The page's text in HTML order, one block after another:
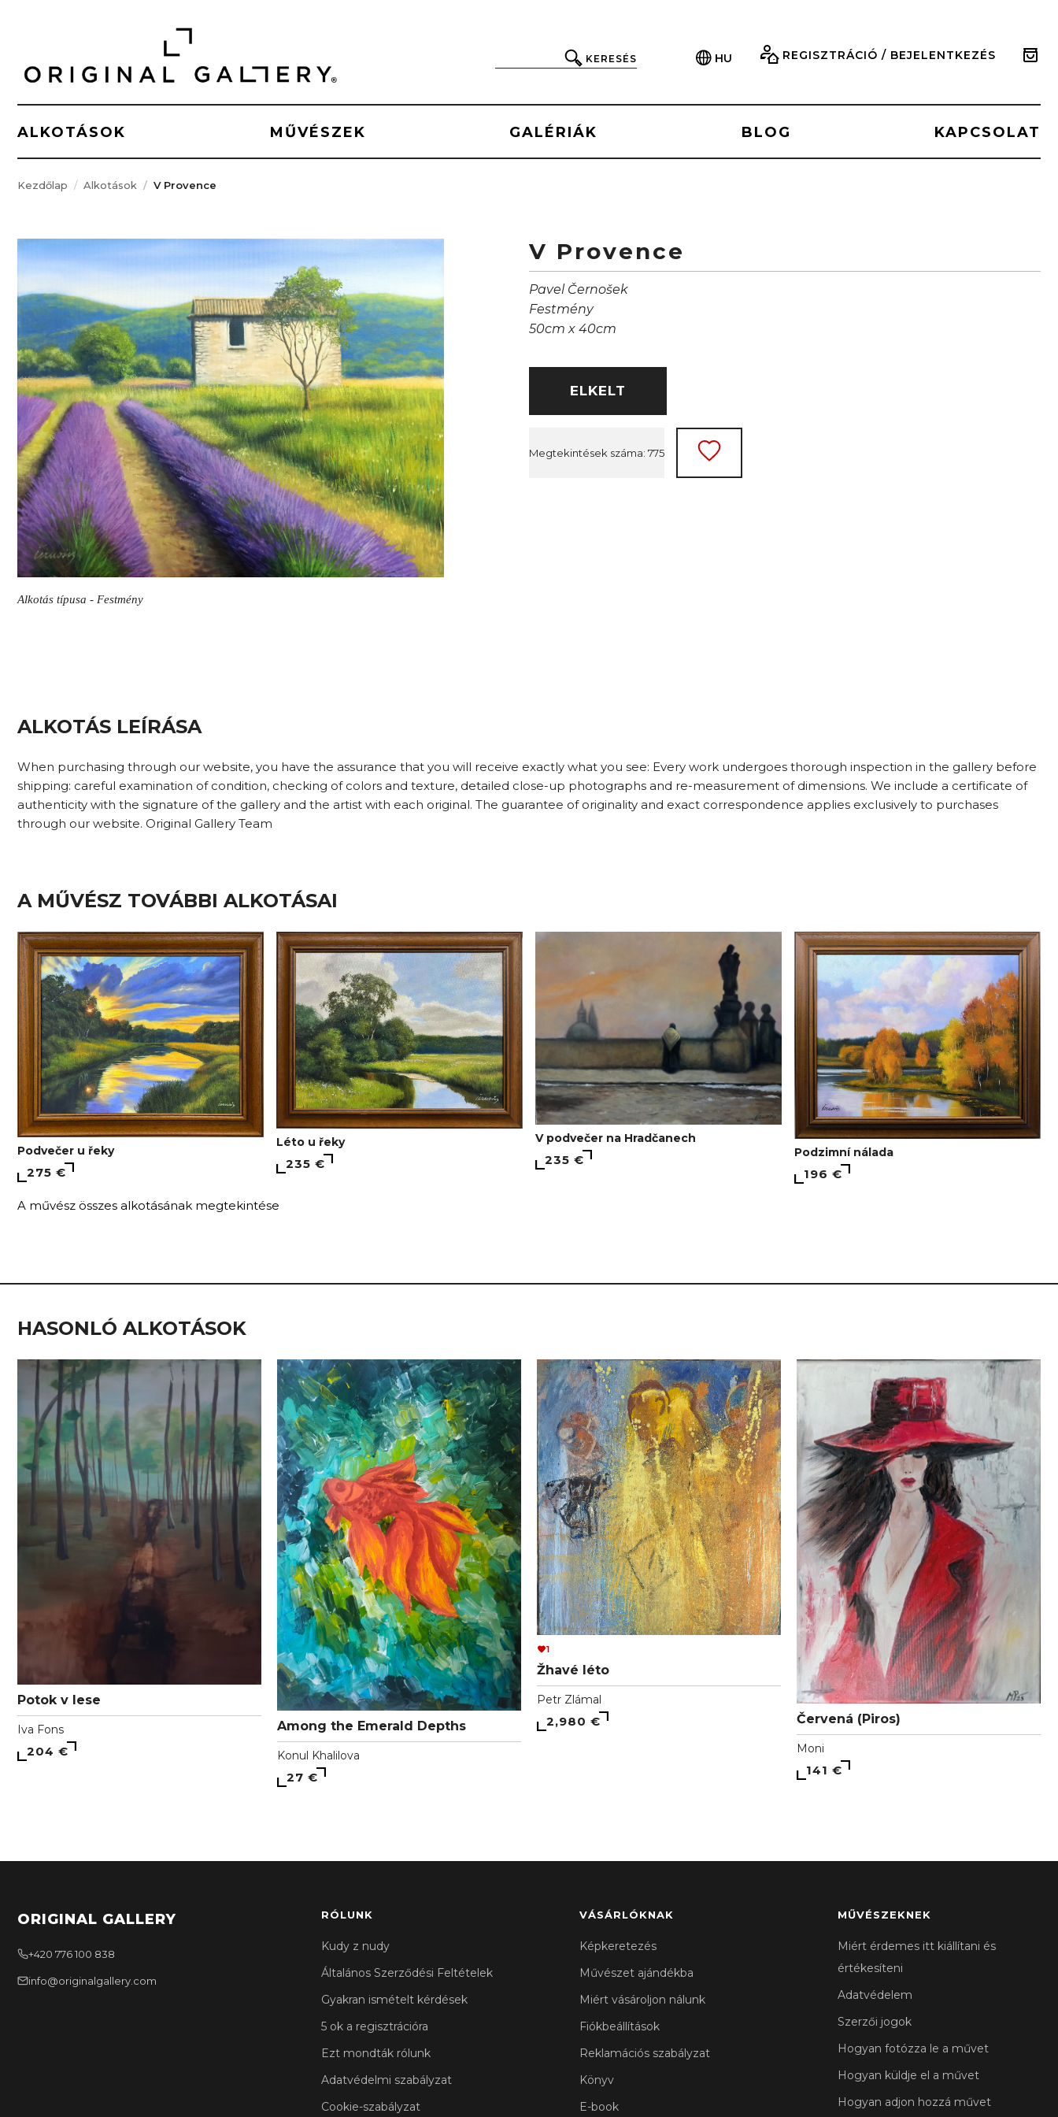
KERESÉS HU REGISZTRÁCIÓ / BEJELENTKEZÉS
ALKOTÁSOK MŰVÉSZEK GALÉRIÁK BLOG KAPCSOLAT
Kezdőlap Alkotások V Provence
Alkotás típusa - Festmény
V Provence
Pavel Černošek
Festmény
50cm x 40cm
ELKELT
Megtekintések száma: 775
ALKOTÁS LEÍRÁSA
When purchasing through our website, you have the assurance that you will receive exactly what you see: Every work undergoes thorough inspection in the gallery before
shipping: careful examination of condition, checking of colors and texture, detailed close-up photographs and re-measurement of dimensions. We include a certificate of
authenticity with the signature of the gallery and the artist with each original. The guarantee of originality and exact correspondence applies exclusively to purchases
through our website. Original Gallery Team
A MŰVÉSZ TOVÁBBI ALKOTÁSAI
Podvečer u řeky
275 €
Léto u řeky
235 €
V podvečer na Hradčanech
235 €
Podzimní nálada
196 €
A művész összes alkotásának megtekintése
HASONLÓ ALKOTÁSOK
Potok v lese
Iva Fons
204 €
Among the Emerald Depths
Konul Khalilova
27 €
1
Žhavé léto
Petr Zlámal
2,980 € Červená (Piros)
Moni
141 €
ORIGINAL GALLERY
+420 776 100 838
info@originalgallery.com
RÓLUNK
Kudy z nudy
Általános Szerződési Feltételek
Gyakran ismételt kérdések
5 ok a regisztrációra
Ezt mondták rólunk
Adatvédelmi szabályzat
Cookie-szabályzat
VÁSÁRLÓKNAK
Képkeretezés
Művészet ajándékba
Miért vásároljon nálunk
Fiókbeállítások
Reklamációs szabályzat
Könyv
E-book
MŰVÉSZEKNEK
Miért érdemes itt kiállítani és
értékesíteni
Adatvédelem
Szerzői jogok
Hogyan fotózza le a művet
Hogyan küldje el a művet
Hogyan adjon hozzá művet